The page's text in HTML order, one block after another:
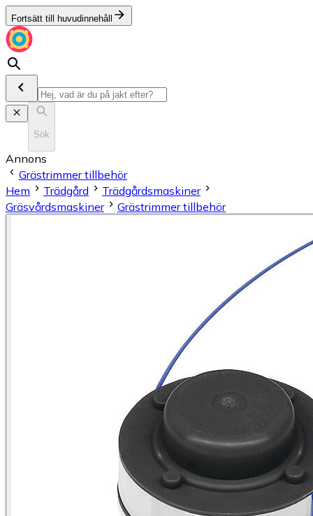
Fortsätt till huvudinnehåll
Sök
Annons
Grästrimmer tillbehör
Hem
Trädgård
Trädgårdsmaskiner
Gräsvårdsmaskiner
Grästrimmer tillbehör